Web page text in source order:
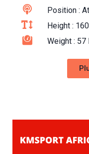
Position :
Height :
Weight : 57